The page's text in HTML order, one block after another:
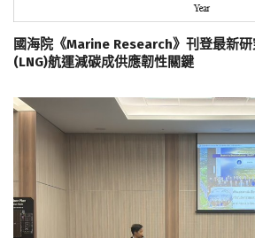
國海院《Marine Research》刊登最新
(LNG)航運減碳成供應韌性關鍵